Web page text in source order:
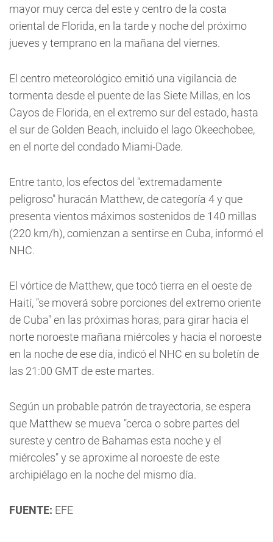
mayor muy cerca del este y centro de la costa
oriental de Florida, en la tarde y noche del próximo
jueves y temprano en la mañana del viernes.
El centro meteorológico emitió una vigilancia de
tormenta desde el puente de las Siete Millas, en los
Cayos de Florida, en el extremo sur del estado, hasta
el sur de Golden Beach, incluido el lago Okeechobee,
en el norte del condado Miami-Dade.
Entre tanto, los efectos del "extremadamente
peligroso" huracán Matthew, de categoría 4 y que
presenta vientos máximos sostenidos de 140 millas
(220 km/h), comienzan a sentirse en Cuba, informó el
NHC.
El vórtice de Matthew, que tocó tierra en el oeste de
Haití, "se moverá sobre porciones del extremo oriente
de Cuba" en las próximas horas, para girar hacia el
norte noroeste mañana miércoles y hacia el noroeste
en la noche de ese día, indicó el NHC en su boletín de
las 21:00 GMT de este martes.
Según un probable patrón de trayectoria, se espera
que Matthew se mueva "cerca o sobre partes del
sureste y centro de Bahamas esta noche y el
miércoles" y se aproxime al noroeste de este
archipiélago en la noche del mismo día.
FUENTE: EFE